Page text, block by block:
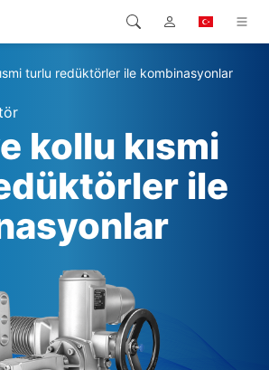
kişi
turlu redüktörler ile kombinasyonlar
kollu kısmi
ile